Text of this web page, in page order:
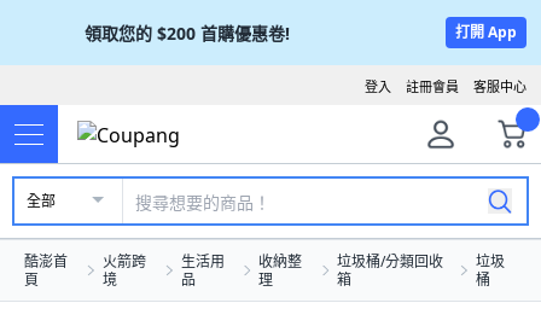
領取您的 $200 首購優惠卷! 打開 App
客服中心
註冊會員
登入
全部
酷澎首
頁
火箭跨
境
生活用
品
收納整
理
垃圾桶/分類回收
箱
垃圾
桶